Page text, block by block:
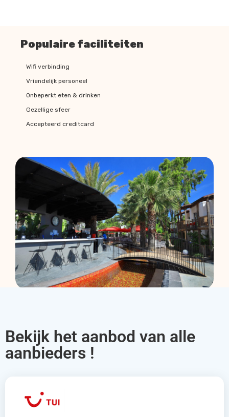
Populaire faciliteiten
Wifi verbinding
Vriendelijk personeel
Onbeperkt eten & drinken
Gezellige sfeer
Accepteerd creditcard
Bekijk het aanbod van alle
aanbieders !